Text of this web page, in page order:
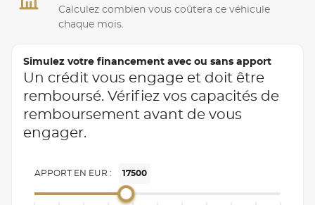
Calculez combien vous coûtera ce véhicule
chaque mois.
Simulez votre financement avec ou sans apport
Un crédit vous engage et doit être
remboursé. Vérifiez vos capacités de
remboursement avant de vous
engager.
APPORT EN EUR : 17500